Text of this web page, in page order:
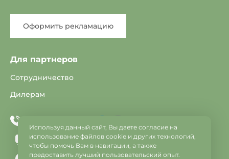
Оформить рекламацию
Для партнеров
Сотрудничество
Дилерам
Telegram
Viber
info@vse-dveri.by
Используя данный сайт, Вы даете согласие на
использование файлов cookie и других технологий,
чтобы помочь Вам в навигации, а также
предоставить лучший пользовательский опыт.